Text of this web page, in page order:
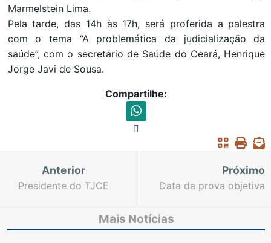
Marmelstein Lima.
Pela tarde, das 14h às 17h, será proferida a palestra
com o tema “A problemática da judicialização da
saúde”, com o secretário de Saúde do Ceará, Henrique
Jorge Javi de Sousa.
Compartilhe:
Anterior
Presidente do TJCE
auxiliar do Conselho
Nacional de Justiça
Próximo
Data da prova objetiva
substituto do Tribunal
de Justiça ainda será
Mais Notícias